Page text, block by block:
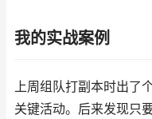
我的实战案例
上周组队打副本时出了
关键活动。后来发现只